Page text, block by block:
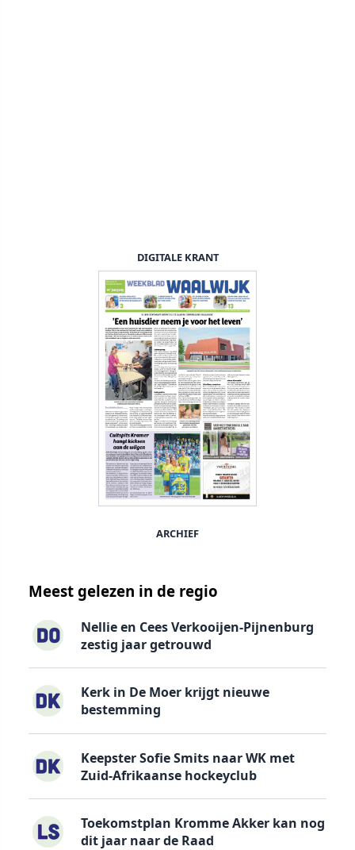
DIGITALE KRANT
ARCHIEF
Meest gelezen in de regio
Nellie en Cees Verkooijen-Pijnenburg
zestig jaar getrouwd
Kerk in De Moer krijgt nieuwe
bestemming
Keepster Sofie Smits naar WK met
Zuid-Afrikaanse hockeyclub
Toekomstplan Kromme Akker kan nog
dit jaar naar de Raad